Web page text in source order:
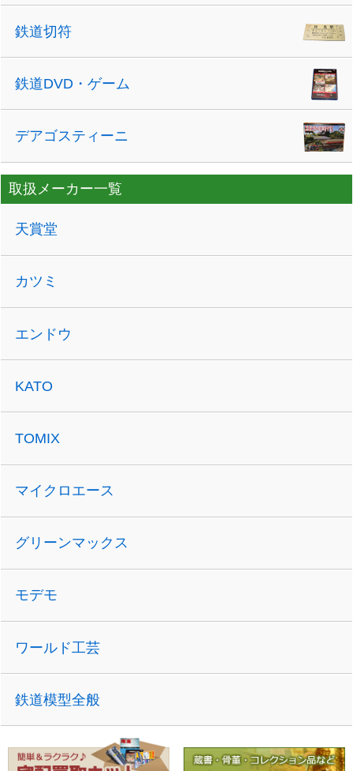
鉄道切符
鉄道DVD・ゲーム
デアゴスティーニ
取扱メーカー一覧
天賞堂
カツミ
エンドウ
KATO
TOMIX
マイクロエース
グリーンマックス
モデモ
ワールド工芸
鉄道模型全般